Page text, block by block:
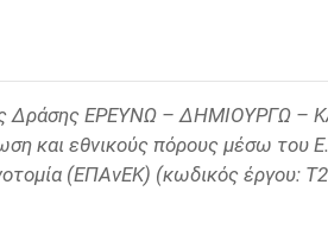
της Δράσης ΕΡΕΥΝΩ – ΔΗΜΙΟΥΡΓΩ
και εθνικούς πόρους μέσω του
(ΕΠΑνΕΚ) (κωδικός έργου: